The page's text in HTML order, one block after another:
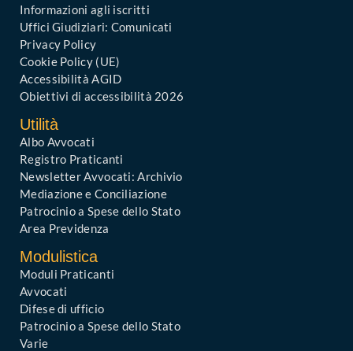
Informazioni agli iscritti
Uffici Giudiziari: Comunicati
Privacy Policy
Cookie Policy (UE)
Accessibilità AGID
Obiettivi di accessibilità 2026
Utilità
Albo Avvocati
Registro Praticanti
Newsletter Avvocati: Archivio
Mediazione e Conciliazione
Patrocinio a Spese dello Stato
Area Previdenza
Modulistica
Moduli Praticanti
Avvocati
Difese di ufficio
Patrocinio a Spese dello Stato
Varie